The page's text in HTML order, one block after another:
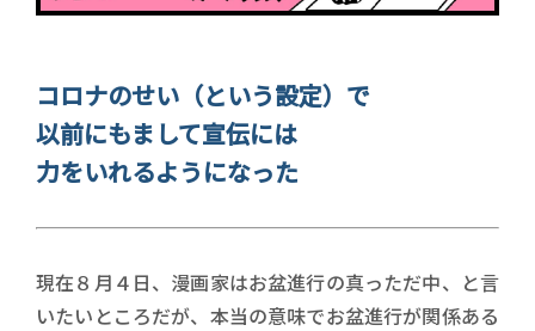
コロナのせい（という設定）で
以前にもまして宣伝には
力をいれるようになった
現在８月４日、漫画家はお盆進行の真っただ中、と言
いたいところだが、本当の意味でお盆進行が関係ある